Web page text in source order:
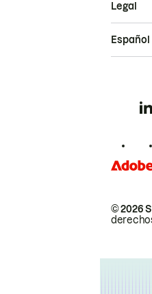
© 2026
Legal
Español